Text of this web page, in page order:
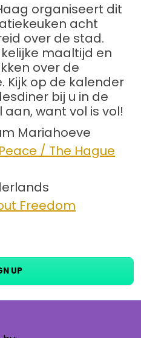
organiseert dit
acht
over de stad.
maaltijd en
over de
Kijk op de kalender
bij u in de
want vol is vol!
Mariahoeve
/ The Hague
Freedom
UP